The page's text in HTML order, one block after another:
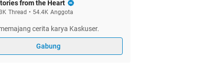
from the Heart
Thread • 54.4K Anggota
cerita karya Kaskuser.
Gabung